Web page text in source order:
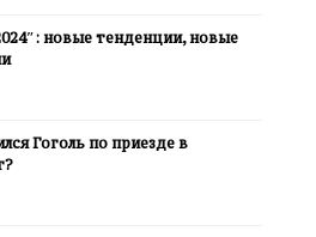
новые тенденции, новые
Гоголь по приезде в